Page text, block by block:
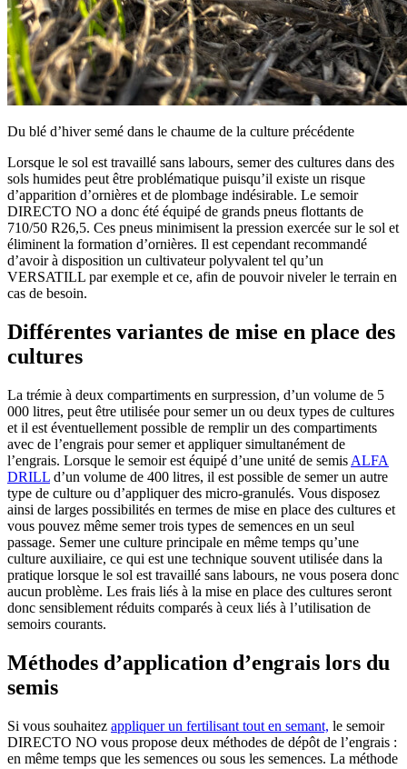
Du blé d’hiver semé dans le chaume de la culture précédente
Lorsque le sol est travaillé sans labours, semer des cultures dans des
sols humides peut être problématique puisqu’il existe un risque
d’apparition d’ornières et de plombage indésirable. Le semoir
DIRECTO NO a donc été équipé de grands pneus flottants de
710/50 R26,5. Ces pneus minimisent la pression exercée sur le sol et
éliminent la formation d’ornières. Il est cependant recommandé
d’avoir à disposition un cultivateur polyvalent tel qu’un
VERSATILL par exemple et ce, afin de pouvoir niveler le terrain en
cas de besoin.
Différentes variantes de mise en place des
cultures
La trémie à deux compartiments en surpression, d’un volume de 5
000 litres, peut être utilisée pour semer un ou deux types de cultures
et il est éventuellement possible de remplir un des compartiments
avec de l’engrais pour semer et appliquer simultanément de
l’engrais. Lorsque le semoir est équipé d’une unité de semis ALFA
DRILL d’un volume de 400 litres, il est possible de semer un autre
type de culture ou d’appliquer des micro-granulés. Vous disposez
ainsi de larges possibilités en termes de mise en place des cultures et
vous pouvez même semer trois types de semences en un seul
passage. Semer une culture principale en même temps qu’une
culture auxiliaire, ce qui est une technique souvent utilisée dans la
pratique lorsque le sol est travaillé sans labours, ne vous posera donc
aucun problème. Les frais liés à la mise en place des cultures seront
donc sensiblement réduits comparés à ceux liés à l’utilisation de
semoirs courants.
Méthodes d’application d’engrais lors du
semis
Si vous souhaitez appliquer un fertilisant tout en semant, le semoir
DIRECTO NO vous propose deux méthodes de dépôt de l’engrais :
en même temps que les semences ou sous les semences. La méthode